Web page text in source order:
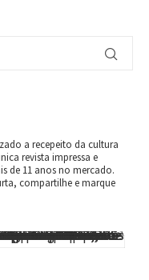
a recepeito da cultura
revista impressa e
de 11 anos no mercado.
compartilhe e marque